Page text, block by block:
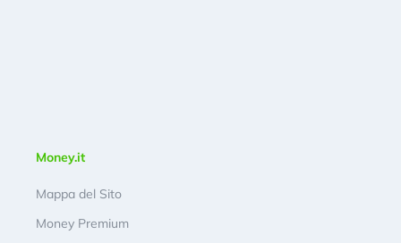
Money.it
Mappa del Sito
Money Premium